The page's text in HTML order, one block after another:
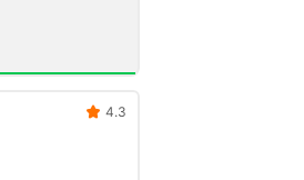
 4.3